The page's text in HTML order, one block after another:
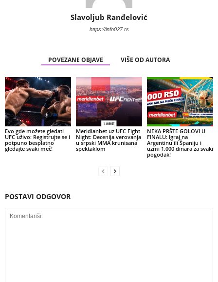
Slavoljub Ranđelović
https://info027.rs
POVEZANE OBJAVE VIŠE OD AUTORA
Evo gde možete gledati
UFC uživo: Registrujte se i
potpuno besplatno
gledajte svaki meč!
Meridianbet uz UFC Fight
Night: Decenija verovanja
u srpski MMA krunisana
spektaklom
NEKA PRŠTE GOLOVI U
FINALU: Igraj na
Argentinu ili Španiju i
uzmi 1.000 dinara za svaki
pogodak!
POSTAVI ODGOVOR